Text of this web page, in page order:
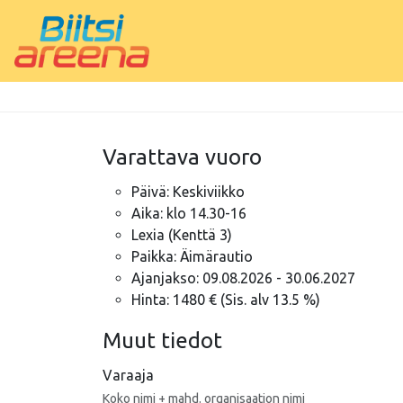
Varattava vuoro
Päivä: Keskiviikko
Aika: klo 14.30-16
Lexia (Kenttä 3)
Paikka: Äimärautio
Ajanjakso: 09.08.2026 - 30.06.2027
Hinta: 1480 € (Sis. alv 13.5 %)
Muut tiedot
Varaaja
Koko nimi + mahd. organisaation nimi